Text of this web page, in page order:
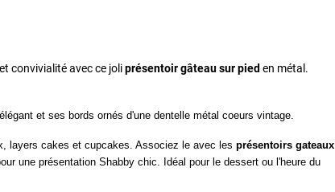
convivialité avec ce joliprésentoir gâteau sur pied en métal.
et ses bords ornés d'une dentelle métal coeurs vintage.
layers cakes et cupcakes. Associez le avec les présentoirs gateaux
une présentation Shabby chic. Idéal pour le dessert ou l'heure du